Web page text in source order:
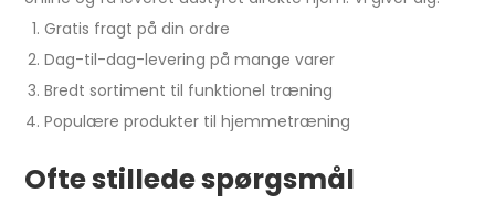
Gratis fragt på din ordre
Dag-til-dag-levering på mange varer
Bredt sortiment til funktionel træning
Populære produkter til hjemmetræning
Ofte stillede spørgsmål